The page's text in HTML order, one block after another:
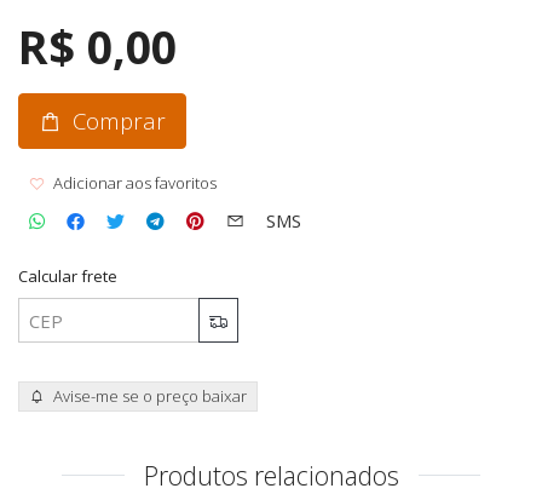
R$ 0,00
Comprar
Adicionar aos favoritos
SMS
Calcular frete
Avise-me se o preço baixar
Produtos relacionados